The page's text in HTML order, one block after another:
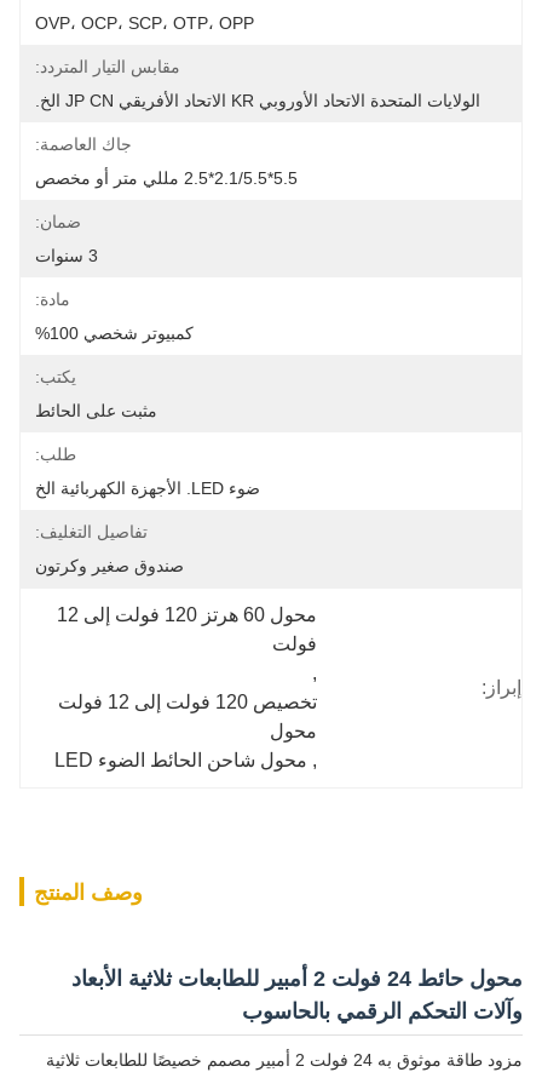
OVP، OCP، SCP، OTP، OPP
مقابس التيار المتردد:
الولايات المتحدة الاتحاد الأوروبي KR الاتحاد الأفريقي JP CN الخ.
جاك العاصمة:
5.5*2.1/5.5*2.5 مللي متر أو مخصص
ضمان:
3 سنوات
مادة:
كمبيوتر شخصي 100%
يكتب:
مثبت على الحائط
طلب:
ضوء LED. الأجهزة الكهربائية الخ
تفاصيل التغليف:
صندوق صغير وكرتون
إبراز:
فولت
,
محول
, محول شاحن الحائط الضوء LED
وصف المنتج
محول حائط 24 فولت 2 أمبير للطابعات ثلاثية الأبعاد
وآلات التحكم الرقمي بالحاسوب
مزود طاقة موثوق به 24 فولت 2 أمبير مصمم خصيصًا للطابعات ثلاثية